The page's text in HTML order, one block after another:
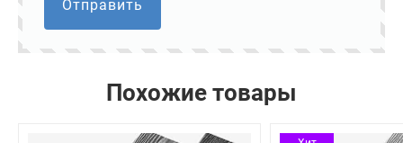
Отправить
Похожие товары